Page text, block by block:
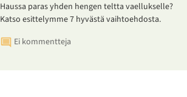
Haussa paras yhden hengen teltta vaellukselle?
Katso esittelymme 7 hyvästä vaihtoehdosta.
Ei kommentteja